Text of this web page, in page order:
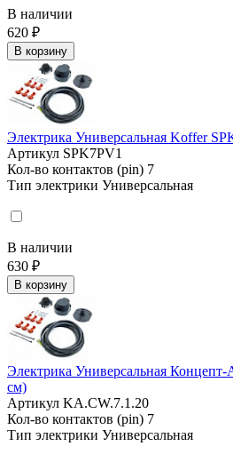
В наличии
620 ₽
В корзину
Электрика Универсальная Koffer
Артикул SPK7PV1
Кол-во контактов (pin) 7
Тип электрики Универсальная
В наличии
630 ₽
В корзину
Электрика Универсальная
см)
Артикул KA.CW.7.1.20
Кол-во контактов (pin) 7
Тип электрики Универсальная